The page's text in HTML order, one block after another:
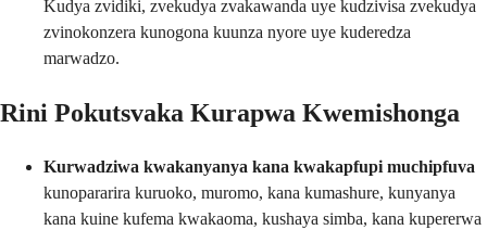
Kudya zvidiki, zvekudya zvakawanda uye kudzivisa zvekudya
zvinokonzera kunogona kuunza nyore uye kuderedza
marwadzo.
Rini Pokutsvaka Kurapwa Kwemishonga
Kurwadziwa kwakanyanya kana kwakapfupi muchipfuva
kunopararira kuruoko, muromo, kana kumashure, kunyanya
kana kuine kufema kwakaoma, kushaya simba, kana kupererwa